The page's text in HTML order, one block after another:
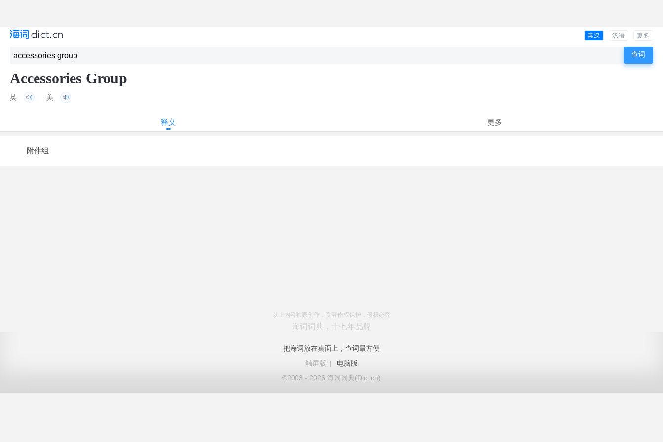
英汉 汉语 更多
Accessories Group
英 美
释义 更多
附件组
以上内容独家创作，受著作权保护，侵权必究
海词词典，十七年品牌
把海词放在桌面上，查词最方便
触屏版
|
电脑版
©2003 - 2026 海词词典(Dict.cn)